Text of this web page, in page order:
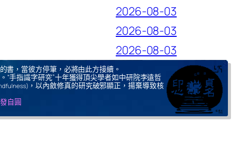
2026-08-03
2026-08-03
2026-08-03
書，當彼方停筆，必將由此方接續。
。“手指識字研究”十年獲得頂尖學者如中研院李遠哲
，以內斂修真的研究破邪顯正，揚棄導致核
自圓